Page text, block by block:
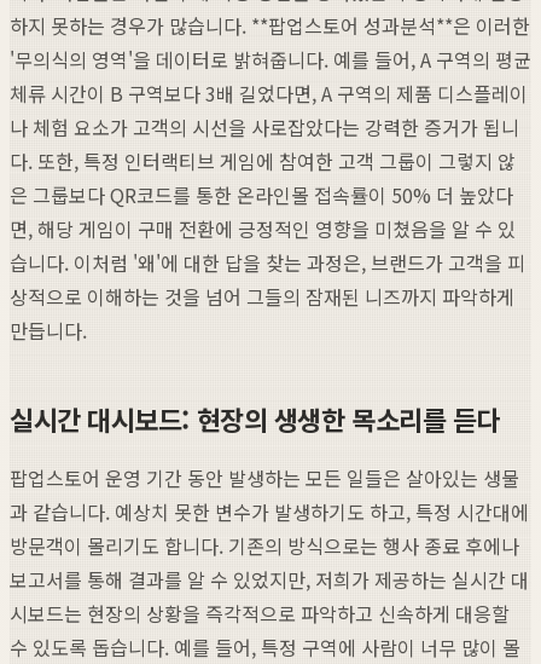
하지 못하는 경우가 많습니다. **팝업스토어 성과분석**은 이러한
'무의식의 영역'을 데이터로 밝혀줍니다. 예를 들어, A 구역의 평균
체류 시간이 B 구역보다 3배 길었다면, A 구역의 제품 디스플레이
나 체험 요소가 고객의 시선을 사로잡았다는 강력한 증거가 됩니
다. 또한, 특정 인터랙티브 게임에 참여한 고객 그룹이 그렇지 않
은 그룹보다 QR코드를 통한 온라인몰 접속률이 50% 더 높았다
면, 해당 게임이 구매 전환에 긍정적인 영향을 미쳤음을 알 수 있
습니다. 이처럼 '왜'에 대한 답을 찾는 과정은, 브랜드가 고객을 피
상적으로 이해하는 것을 넘어 그들의 잠재된 니즈까지 파악하게
만듭니다.
실시간 대시보드: 현장의 생생한 목소리를 듣다
팝업스토어 운영 기간 동안 발생하는 모든 일들은 살아있는 생물
과 같습니다. 예상치 못한 변수가 발생하기도 하고, 특정 시간대에
방문객이 몰리기도 합니다. 기존의 방식으로는 행사 종료 후에나
보고서를 통해 결과를 알 수 있었지만, 저희가 제공하는 실시간 대
시보드는 현장의 상황을 즉각적으로 파악하고 신속하게 대응할
수 있도록 돕습니다. 예를 들어, 특정 구역에 사람이 너무 많이 몰